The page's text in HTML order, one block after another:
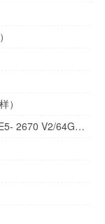
）
DesiVPS：美西圣何塞独立服务器促销，2*E5- 2670 V2/64G内存/1TB SSD/10Gbps大带宽月流量30TB，月付$110起